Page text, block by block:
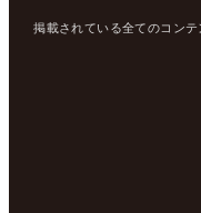
掲載されている全てのコン